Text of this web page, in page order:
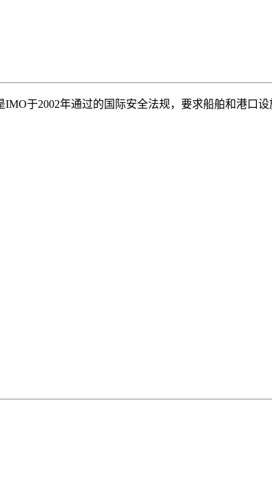
IMO于2002年通过的国际安全法规，要求船舶和港口设